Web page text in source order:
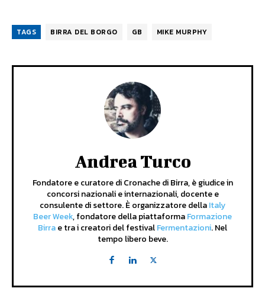
TAGS BIRRA DEL BORGO GB MIKE MURPHY
Andrea Turco
Fondatore e curatore di Cronache di Birra, è giudice in
concorsi nazionali e internazionali, docente e
consulente di settore. È organizzatore dellaItaly
Beer Week, fondatore della piattaformaFormazione
Birrae tra i creatori del festivalFermentazioni. Nel
tempo libero beve.